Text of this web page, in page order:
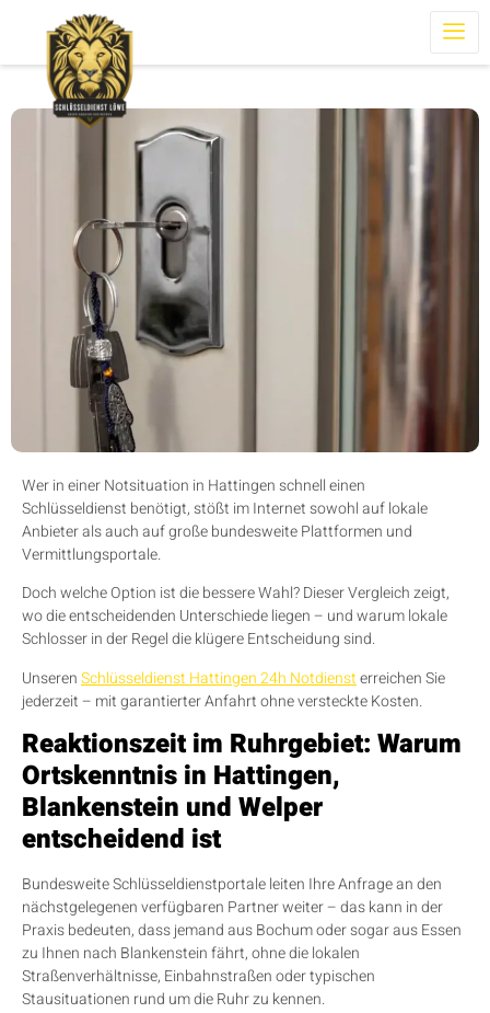
Wer in einer Notsituation in Hattingen schnell einen
Schlüsseldienst benötigt, stößt im Internet sowohl auf lokale
Anbieter als auch auf große bundesweite Plattformen und
Vermittlungsportale.
Doch welche Option ist die bessere Wahl? Dieser Vergleich zeigt,
wo die entscheidenden Unterschiede liegen – und warum lokale
Schlosser in der Regel die klügere Entscheidung sind.
UnserenSchlüsseldienst Hattingen 24h Notdiensterreichen Sie
jederzeit – mit garantierter Anfahrt ohne versteckte Kosten.
Reaktionszeit im Ruhrgebiet: Warum
Ortskenntnis in Hattingen,
Blankenstein und Welper
entscheidend ist
Bundesweite Schlüsseldienstportale leiten Ihre Anfrage an den
nächstgelegenen verfügbaren Partner weiter – das kann in der
Praxis bedeuten, dass jemand aus Bochum oder sogar aus Essen
zu Ihnen nach Blankenstein fährt, ohne die lokalen
Straßenverhältnisse, Einbahnstraßen oder typischen
Stausituationen rund um die Ruhr zu kennen.